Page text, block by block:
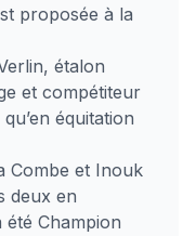
proposée à la
étalon
et compétiteur
équitation
Combe et Inouk
deux en
été Champion